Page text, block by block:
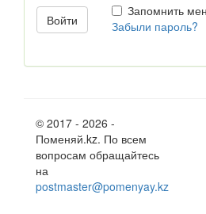
Запомнить
Забыли пароль?
© 2017 - 2026 -
Поменяй.kz. По всем
вопросам обращайтесь
на
postmaster@pomenyay.kz